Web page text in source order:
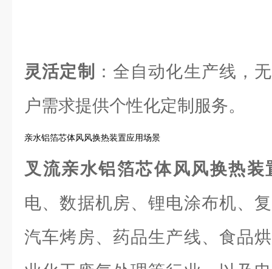
灵活定制
：全自动化生产线，
户需求提供个性化定制服务。
亲水铝箔芯体风风换热装置应用场景
叉流亲水铝箔芯体风风换热装
电、数据机房、锂电涂布机、
汽车烤房、药品生产线、食品